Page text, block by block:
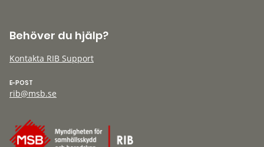
Behöver du hjälp?
Kontakta RIB Support
E-POST
rib@msb.se